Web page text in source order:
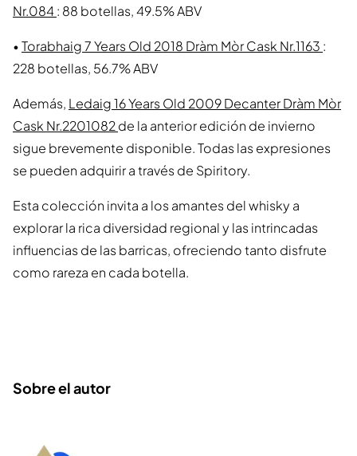
Nr.084: 88 botellas, 49.5% ABV
•Torabhaig 7 Years Old 2018 Dràm Mòr Cask Nr.1163 :
228 botellas, 56.7% ABV
Además, Ledaig 16 Years Old 2009 Decanter Dràm Mòr
Cask Nr.2201082de la anterior edición de invierno
sigue brevemente disponible. Todas las expresiones
se pueden adquirir a través de Spiritory.
Esta colección invita a los amantes del whisky a
explorar la rica diversidad regional y las intrincadas
influencias de las barricas, ofreciendo tanto disfrute
como rareza en cada botella.
Sobre el autor